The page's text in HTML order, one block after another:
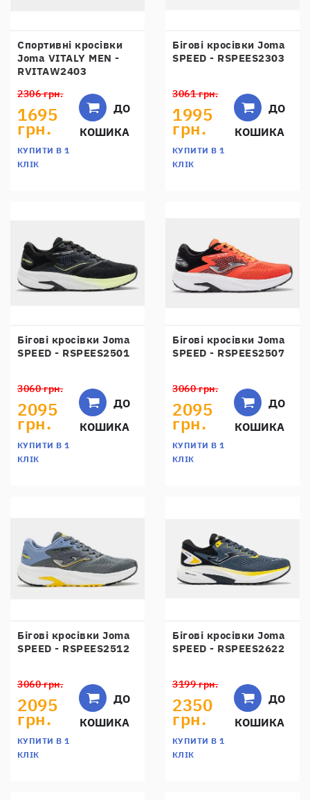
Спортивні кросівки
Joma VITALY MEN -
RVITAW2403
2306 грн.
1695
грн.
КУПИТИ В 1
КЛІК
ДО
КОШИКА
Бігові кросівки Joma
SPEED - RSPEES2303
3061 грн.
1995
грн.
КУПИТИ В 1
КЛІК
ДО
КОШИКА
Бігові кросівки Joma
SPEED - RSPEES2501
3060 грн.
2095
грн.
КУПИТИ В 1
КЛІК
ДО
КОШИКА
Бігові кросівки Joma
SPEED - RSPEES2507
3060 грн.
2095
грн.
КУПИТИ В 1
КЛІК
ДО
КОШИКА
Бігові кросівки Joma
SPEED - RSPEES2512
3060 грн.
2095
грн.
КУПИТИ В 1
КЛІК
ДО
КОШИКА
Бігові кросівки Joma
SPEED - RSPEES2622
3199 грн.
2350
грн.
КУПИТИ В 1
КЛІК
ДО
КОШИКА